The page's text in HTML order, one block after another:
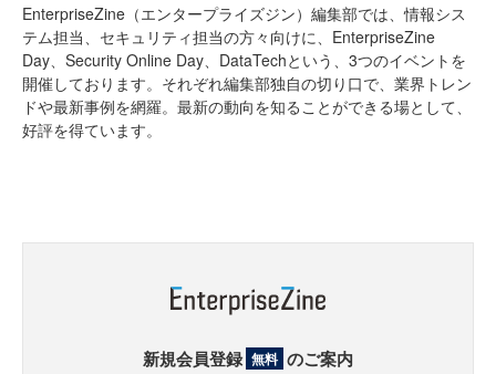
EnterpriseZine（エンタープライズジン）編集部では、情報シス
テム担当、セキュリティ担当の方々向けに、EnterpriseZine
Day、Security Online Day、DataTechという、3つのイベントを
開催しております。それぞれ編集部独自の切り口で、業界トレン
ドや最新事例を網羅。最新の動向を知ることができる場として、
好評を得ています。
新規会員登録 無料 のご案内